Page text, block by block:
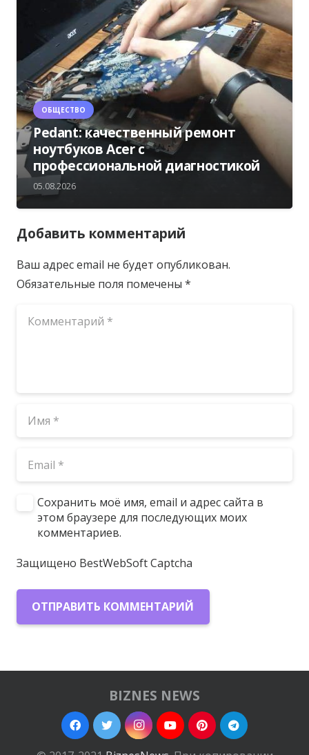
ОБЩЕСТВО
Pedant: качественный ремонт
ноутбуков Acer с
профессиональной диагностикой
05.08.2026
Добавить комментарий
Ваш адрес email не будет опубликован.
Обязательные поля помечены *
Сохранить моё имя, email и адрес сайта в
этом браузере для последующих моих
комментариев.
Защищено BestWebSoft Captcha
ОТПРАВИТЬ КОММЕНТАРИЙ
BIZNES NEWS